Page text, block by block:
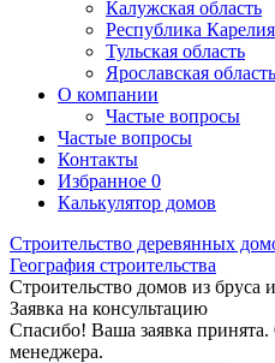
Калужская область
Республика Карелия
Тульская область
Ярославская область
О компании
Частые вопросы
Частые вопросы
Контакты
Избранное 0
Калькулятор домов
Строительство деревянных
География строительства
Строительство домов из бруса
Заявка на консультацию
Спасибо! Ваша заявка
менеджера.